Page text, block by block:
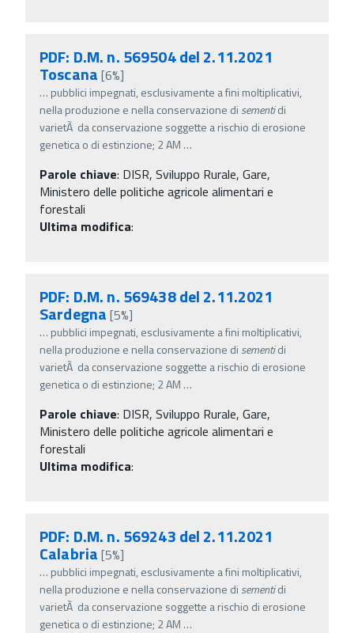
PDF: D.M. n. 569504 del 2.11.2021
Toscana [6%]
… pubblici impegnati, esclusivamente a fini moltiplicativi,
nella produzione e nella conservazione di sementidi
varietÃ da conservazione soggette a rischio di erosione
genetica o di estinzione; 2 AM …
Parole chiave: DISR, Sviluppo Rurale, Gare,
Ministero delle politiche agricole alimentari e
forestali
Ultima modifica:
PDF: D.M. n. 569438 del 2.11.2021
Sardegna [5%]
… pubblici impegnati, esclusivamente a fini moltiplicativi,
nella produzione e nella conservazione di sementidi
varietÃ da conservazione soggette a rischio di erosione
genetica o di estinzione; 2 AM …
Parole chiave: DISR, Sviluppo Rurale, Gare,
Ministero delle politiche agricole alimentari e
forestali
Ultima modifica:
PDF: D.M. n. 569243 del 2.11.2021
Calabria [5%]
… pubblici impegnati, esclusivamente a fini moltiplicativi,
nella produzione e nella conservazione di sementidi
varietÃ da conservazione soggette a rischio di erosione
genetica o di estinzione; 2 AM …